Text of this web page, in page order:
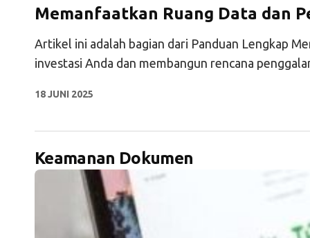
Memanfaatkan Ruang Data dan
Artikel ini adalah bagian dari Panduan Lengkap
investasi Anda dan membangun rencana
18 JUNI 2025
Keamanan Dokumen